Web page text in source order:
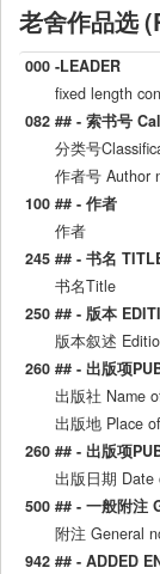
老舍作品选
000 -LEADER
fixed length
082 ## - 索书号
分类号
作者号 Author
100 ## - 作者
作者
245 ## - 书名
书名Title
250 ## - 版本
版本叙述
260 ## - 出版项
出版社 Name
出版地 Place
260 ## - 出版项
出版日期 Date
500 ## - 一般附注
附注 General
942 ## - ADDED